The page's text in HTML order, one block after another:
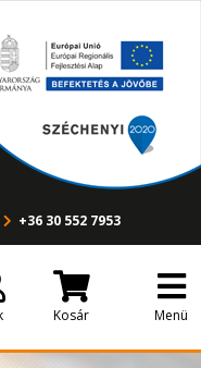
+36 30 552 7953
Kosár Menü